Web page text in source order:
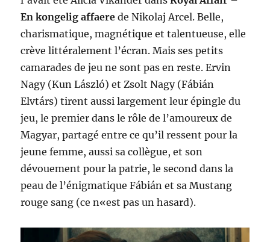
En kongelig affaerede Nikolaj Arcel. Belle,
charismatique, magnétique et talentueuse, elle
crève littéralement l’écran. Mais ses petits
camarades de jeu ne sont pas en reste. Ervin
Nagy (Kun László) et Zsolt Nagy (Fábián
Elvtárs) tirent aussi largement leur épingle du
jeu, le premier dans le rôle de l’amoureux de
Magyar, partagé entre ce qu’il ressent pour la
jeune femme, aussi sa collègue, et son
dévouement pour la patrie, le second dans la
peau de l’énigmatique Fábián et sa Mustang
rouge sang (ce n«est pas un hasard).